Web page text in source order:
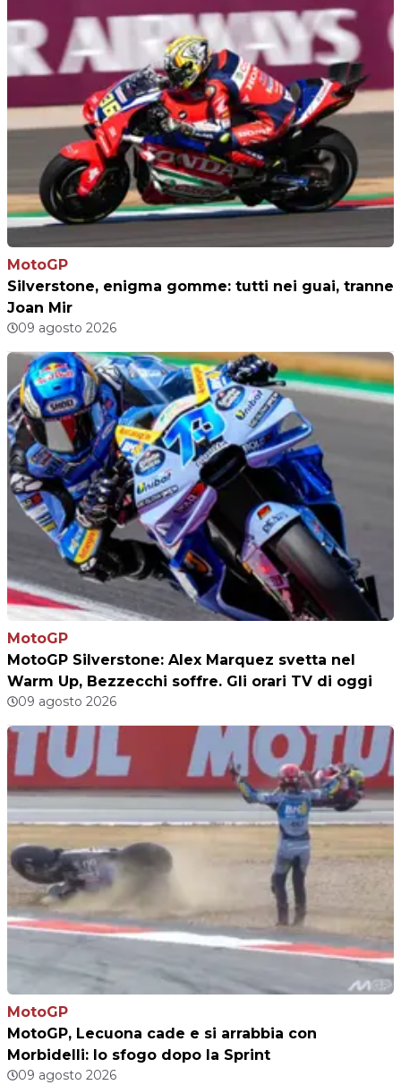
MotoGP
Silverstone, enigma gomme: tutti nei guai, tranne
Joan Mir
09 agosto 2026
MotoGP
MotoGP Silverstone: Alex Marquez svetta nel
Warm Up, Bezzecchi soffre. Gli orari TV di oggi
09 agosto 2026
MotoGP
MotoGP, Lecuona cade e si arrabbia con
Morbidelli: lo sfogo dopo la Sprint
09 agosto 2026